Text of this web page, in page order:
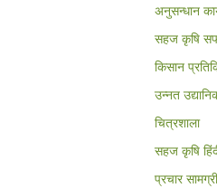
अनुसन्धान
सहज कृषि
किसान
उन्नत
चित्रशाला
सहज कृषि
प्रचार सामग्री